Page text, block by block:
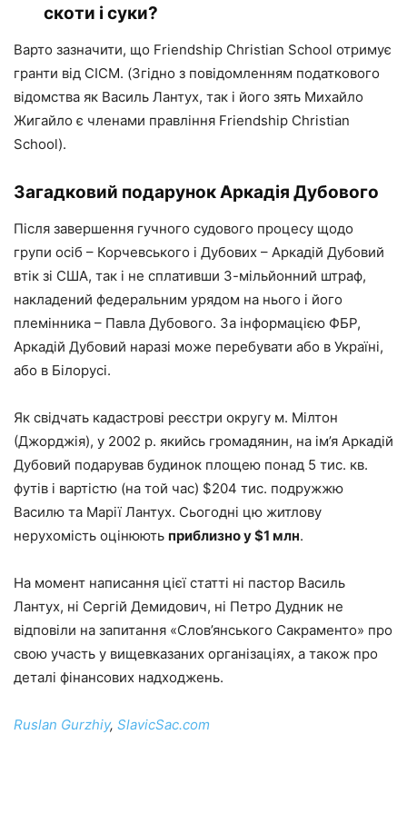
скоти і суки?
Варто зазначити, що Friendship Christian School отримує
гранти від CICM. (Згідно з повідомленням податкового
відомства як Василь Лантух, так і його зять Михайло
Жигайло є членами правління Friendship Christian
School).
Загадковий подарунок Аркадія Дубового
Після завершення гучного судового процесу щодо
групи осіб – Корчевського і Дубових – Аркадій Дубовий
втік зі США, так і не сплативши 3-мільйонний штраф,
накладений федеральним урядом на нього і його
племінника – Павла Дубового. За інформацією ФБР,
Аркадій Дубовий наразі може перебувати або в Україні,
або в Білорусі.
Як свідчать кадастрові реєстри округу м. Мілтон
(Джорджія), у 2002 р. якийсь громадянин, на ім’я Аркадій
Дубовий подарував будинок площею понад 5 тис. кв.
футів і вартістю (на той час) $204 тис. подружжю
Василю та Марії Лантух. Сьогодні цю житлову
нерухомість оцінюють приблизно у $1 млн.
На момент написання цієї статті ні пастор Василь
Лантух, ні Сергій Демидович, ні Петро Дудник не
відповіли на запитання «Слов’янського Сакраменто» про
свою участь у вищевказаних організаціях, а також про
деталі фінансових надходжень.
Ruslan Gurzhiy, SlavicSac.com